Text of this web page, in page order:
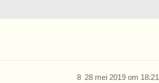
28 mei 2019 om 18:21
8